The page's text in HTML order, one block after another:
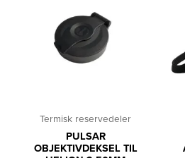
Termisk reservedeler
PULSAR
OBJEKTIVDEKSEL TIL